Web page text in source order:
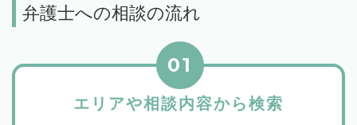
弁護士への相談の流れ
エリアや相談内容から検索
01